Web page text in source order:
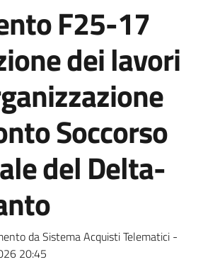
F25-17
dei lavori
Soccorso
del Delta-
da Sistema Acquisti Telematici -
20:45